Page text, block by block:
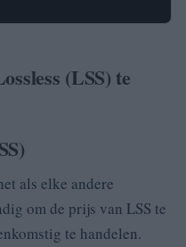
(LSS) te
als elke andere
om de prijs van LSS te
te handelen.